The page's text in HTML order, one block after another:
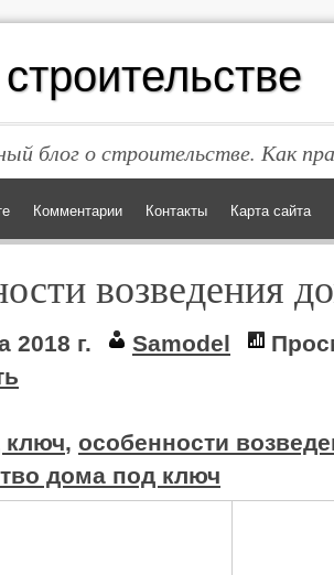
блог о строительстве. Как
Комментарии Контакты Карта сайта
возведения
2018 г. Samodel
ключ, особенности
дома под ключ